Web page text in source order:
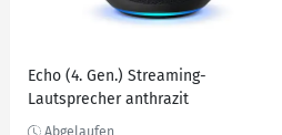
Echo (4. Gen.) Streaming-
Lautsprecher anthrazit